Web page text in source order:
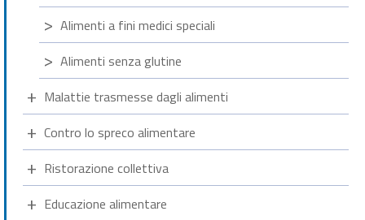
Alimenti a fini medici speciali
Alimenti senza glutine
Malattie trasmesse dagli alimenti
Contro lo spreco alimentare
Ristorazione collettiva
Educazione alimentare